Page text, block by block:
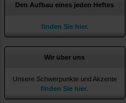
Den Aufbau eines jeden Heftes
finden Sie hier.
Wir über uns
Unsere Schwerpunkte und Akzente
finden Sie hier